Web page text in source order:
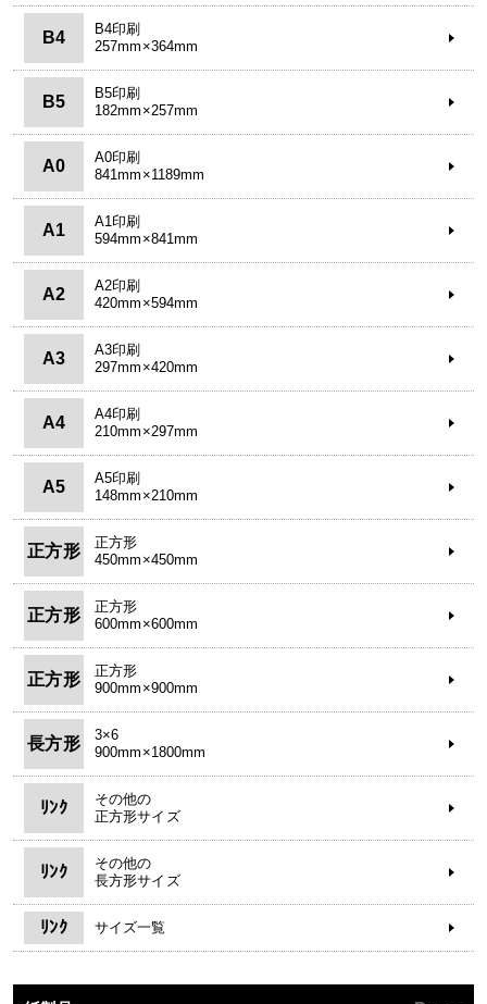
B4
B4印刷
257mm×364mm
B5
B5印刷
182mm×257mm
A0
A0印刷
841mm×1189mm
A1
A1印刷
594mm×841mm
A2
A2印刷
420mm×594mm
A3
A3印刷
297mm×420mm
A4
A4印刷
210mm×297mm
A5
A5印刷
148mm×210mm
正方形
正方形
450mm×450mm
正方形
正方形
600mm×600mm
正方形
正方形
900mm×900mm
長方形
3×6
900mm×1800mm
ﾘﾝｸ
その他の
正方形サイズ
ﾘﾝｸ
その他の
長方形サイズ
ﾘﾝｸ サイズ一覧